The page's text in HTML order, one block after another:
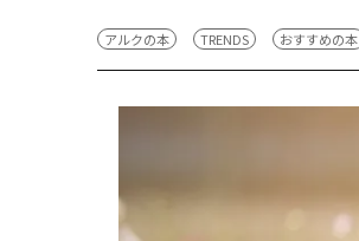
アルクの本 TRENDS おすすめの本